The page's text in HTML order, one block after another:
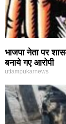
भाजपा नेता पर
बनाये गए आरोपी
uttampukarnews